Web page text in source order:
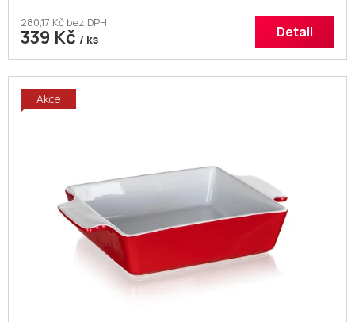
280,17 Kč bez DPH
339 Kč / ks Detail
Akce